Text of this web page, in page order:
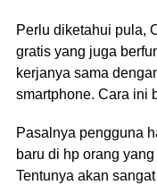
Perlu diketahui pula,
gratis yang juga
kerjanya sama
smartphone. Cara ini
Pasalnya pengguna
baru di hp orang
Tentunya akan